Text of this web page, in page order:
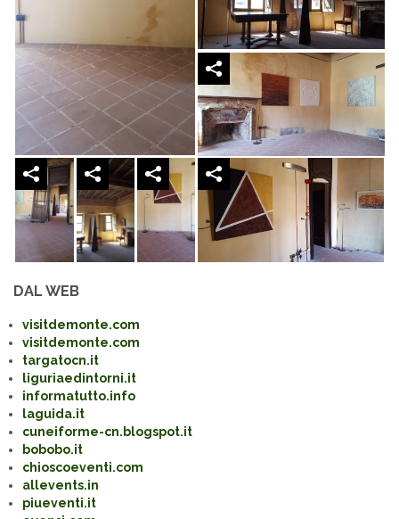
DAL WEB
visitdemonte.com
visitdemonte.com
targatocn.it
liguriaedintorni.it
informatutto.info
laguida.it
cuneiforme-cn.blogspot.it
bobobo.it
chioscoeventi.com
allevents.in
piueventi.it